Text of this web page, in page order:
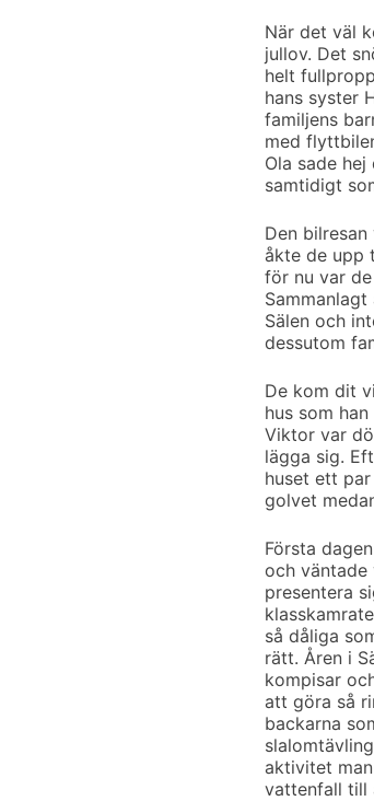
När det väl
jullov. Det
helt
hans syster
familjens
med
Ola sade
samtidigt
Den
åkte de upp
för nu var
Sälen och
dessutom
De kom dit
hus som
Viktor var
lägga sig.
huset ett
golvet
Första
och väntade
presentera
så dåliga
rätt. Åren i
kompisar
att göra så
backarna
aktivitet
vattenfall till